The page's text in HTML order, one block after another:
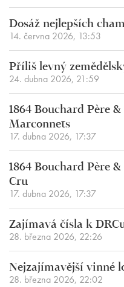
Dosáž nejlepších
14. června 2026, 13:53
Příliš levný
24. dubna 2026, 21:59
1864 Bouchard Père
Marconnets
17. dubna 2026, 17:37
1864 Bouchard Père
Cru
17. dubna 2026, 17:37
Zajímavá čísla k
28. března 2026, 22:26
Nejzajímavější vinné
28. března 2026, 22:02